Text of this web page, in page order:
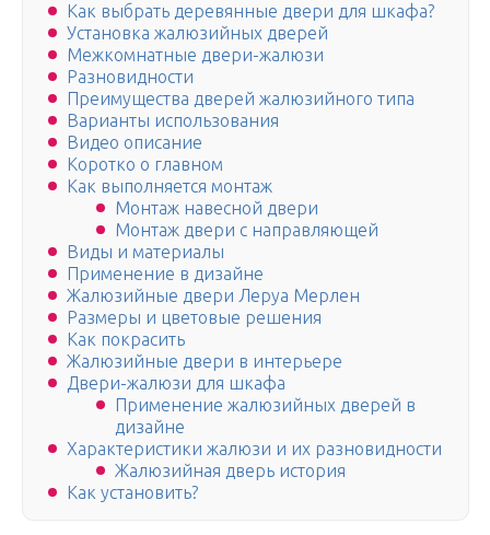
Как выбрать деревянные двери для шкафа?
Установка жалюзийных дверей
Межкомнатные двери-жалюзи
Разновидности
Преимущества дверей жалюзийного типа
Варианты использования
Видео описание
Коротко о главном
Как выполняется монтаж
Монтаж навесной двери
Монтаж двери с направляющей
Виды и материалы
Применение в дизайне
Жалюзийные двери Леруа Мерлен
Размеры и цветовые решения
Как покрасить
Жалюзийные двери в интерьере
Двери-жалюзи для шкафа
Применение жалюзийных дверей в
дизайне
Характеристики жалюзи и их разновидности
Жалюзийная дверь история
Как установить?